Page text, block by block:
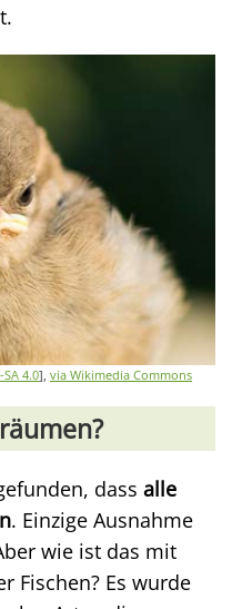
SA 4.0], via Wikimedia Commons
dass alle
. Einzige Ausnahme
wie ist das mit
Fischen? Es wurde